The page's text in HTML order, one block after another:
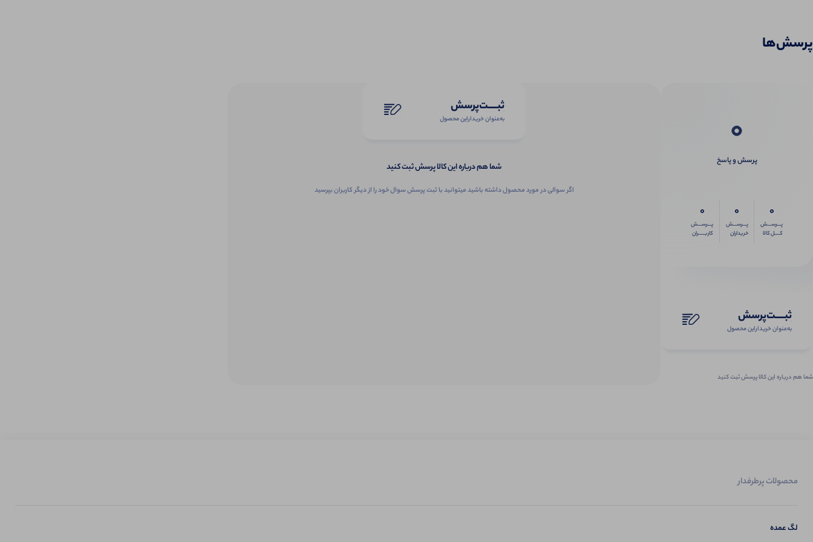
پرسش‌ها
0
پرسش و پاسخ
0
پـــرســـش
کــــل کالا
0
پـــرســـش
خریداران
0
پـــرســـش
کاربـــــران
ثبـــــت‌پرسش
به‌عنوان ‌خریدار‌این‌ محصول
شما هم درباره این کالا پرسش ثبت کنید
ثبـــــت‌پرسش
به‌عنوان ‌خریدار‌این‌ محصول
شما هم درباره این کالا پرسش ثبت کنید
اگر سوالی در مورد محصول داشته باشید میتوانید با ثبت پرسش سوال خود را از دیگر کاربران بپرسید
محصولات پرطرفدار
لگ عمده